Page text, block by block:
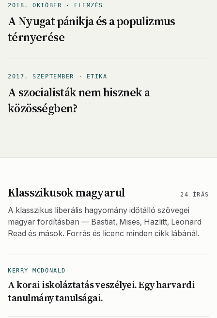
2018. OKTÓBER · ELEMZÉS
A Nyugat pánikja és a populizmus
térnyerése
2017. SZEPTEMBER · ETIKA
A szocialisták nem hisznek a
közösségben?
Klasszikusok magyarul 24 ÍRÁS
A klasszikus liberális hagyomány időtálló szövegei
magyar fordításban — Bastiat, Mises, Hazlitt, Leonard
Read és mások. Forrás és licenc minden cikk lábánál.
KERRY MCDONALD
A korai iskoláztatás veszélyei. Egy harvardi
tanulmány tanulságai.